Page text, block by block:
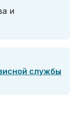
и
службы